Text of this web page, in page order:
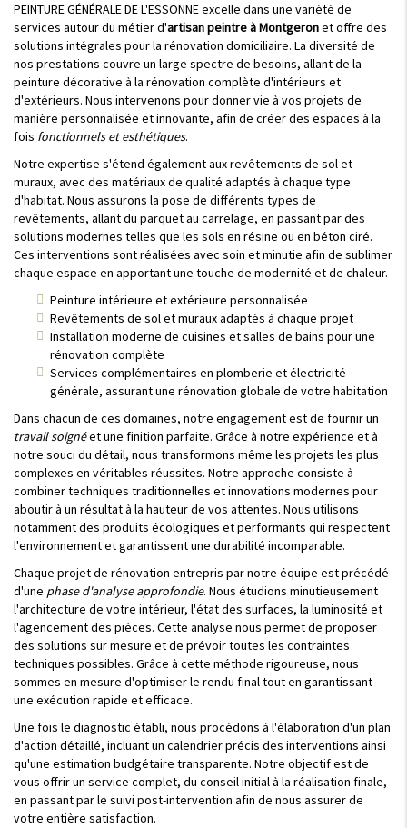
PEINTURE GÉNÉRALE DE L'ESSONNE excelle dans une variété de
services autour du métier d'artisan peintre à Montgeronet offre des
solutions intégrales pour la rénovation domiciliaire. La diversité de
nos prestations couvre un large spectre de besoins, allant de la
peinture décorative à la rénovation complète d'intérieurs et
d'extérieurs. Nous intervenons pour donner vie à vos projets de
manière personnalisée et innovante, afin de créer des espaces à la
fois fonctionnels et esthétiques.
Notre expertise s'étend également aux revêtements de sol et
muraux, avec des matériaux de qualité adaptés à chaque type
d'habitat. Nous assurons la pose de différents types de
revêtements, allant du parquet au carrelage, en passant par des
solutions modernes telles que les sols en résine ou en béton ciré.
Ces interventions sont réalisées avec soin et minutie afin de sublimer
chaque espace en apportant une touche de modernité et de chaleur.
Peinture intérieure et extérieure personnalisée
Revêtements de sol et muraux adaptés à chaque projet
Installation moderne de cuisines et salles de bains pour une
rénovation complète
Services complémentaires en plomberie et électricité
générale, assurant une rénovation globale de votre habitation
Dans chacun de ces domaines, notre engagement est de fournir un
travail soignéet une finition parfaite. Grâce à notre expérience et à
notre souci du détail, nous transformons même les projets les plus
complexes en véritables réussites. Notre approche consiste à
combiner techniques traditionnelles et innovations modernes pour
aboutir à un résultat à la hauteur de vos attentes. Nous utilisons
notamment des produits écologiques et performants qui respectent
l'environnement et garantissent une durabilité incomparable.
Chaque projet de rénovation entrepris par notre équipe est précédé
d'une phase d'analyse approfondie. Nous étudions minutieusement
l'architecture de votre intérieur, l'état des surfaces, la luminosité et
l'agencement des pièces. Cette analyse nous permet de proposer
des solutions sur mesure et de prévoir toutes les contraintes
techniques possibles. Grâce à cette méthode rigoureuse, nous
sommes en mesure d'optimiser le rendu final tout en garantissant
une exécution rapide et efficace.
Une fois le diagnostic établi, nous procédons à l'élaboration d'un plan
d'action détaillé, incluant un calendrier précis des interventions ainsi
qu'une estimation budgétaire transparente. Notre objectif est de
vous offrir un service complet, du conseil initial à la réalisation finale,
en passant par le suivi post-intervention afin de nous assurer de
votre entière satisfaction.